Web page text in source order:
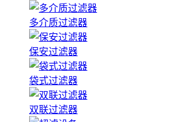
多介质过滤器
保安过滤器
袋式过滤器
双联过滤器